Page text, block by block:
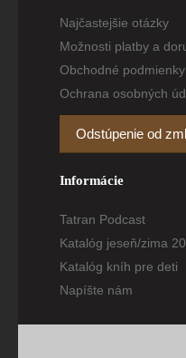
Najčastejšie otázky
Možnosti platby a
Obchodné podmienky
Ochrana osobných
Odstúpenie od
Informácie
Tatran Podcast
Katalóg jeseň/zima
Katalóg kníh pre deti
Napíšte nám